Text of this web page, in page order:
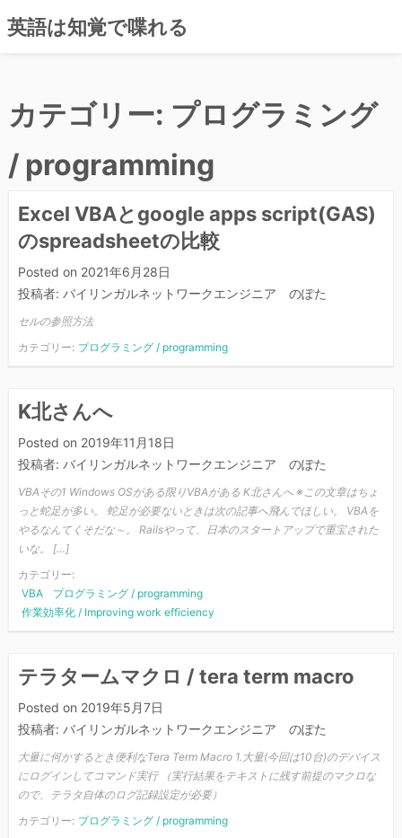
ン
へ
英語は知覚で喋れる
カテゴリー: プログラミング
/ programming
Excel VBAとgoogle apps script(GAS)
のspreadsheetの比較
Posted on 2021年6月28日
投稿者: バイリンガルネットワークエンジニア のぽた
セルの参照方法
カテゴリー: プログラミング / programming
K北さんへ
Posted on 2019年11月18日
投稿者: バイリンガルネットワークエンジニア のぽた
VBAその1 Windows OSがある限りVBAがある K北さんへ ※この文章はちょ
っと蛇足が多い。 蛇足が必要ないときは次の記事へ飛んでほしい。 VBAを
やるなんてくそだな～。 Railsやって、日本のスタートアップで重宝された
いな。 […]
カテゴリー:
VBA
プログラミング / programming
作業効率化 / Improving work efficiency
テラタームマクロ / tera term macro
Posted on 2019年5月7日
投稿者: バイリンガルネットワークエンジニア のぽた
大量に何かするとき便利なTera Term Macro 1.大量(今回は10台)のデバイス
にログインしてコマンド実行 （実行結果をテキストに残す前提のマクロな
ので、テラタ自体のログ記録設定が必要）
カテゴリー: プログラミング / programming